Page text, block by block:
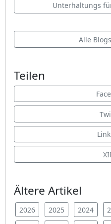
Unterhaltungs
Alle
Teilen
Ältere Artikel
2026 2025 2024